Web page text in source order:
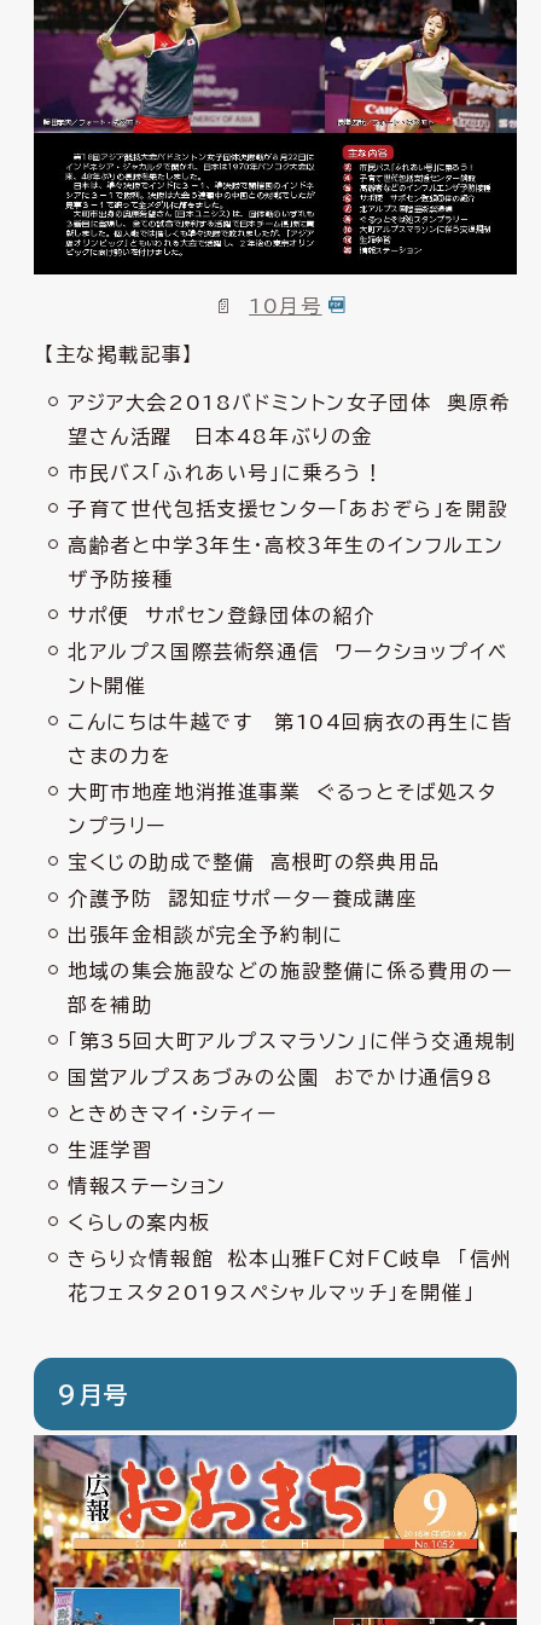
10月号
【主な掲載記事】
アジア大会2018バドミントン女子団体 奥原希
望さん活躍 日本48年ぶりの金
市民バス「ふれあい号」に乗ろう！
子育て世代包括支援センター「あおぞら」を開設
高齢者と中学３年生・高校３年生のインフルエン
ザ予防接種
サポ便 サポセン登録団体の紹介
北アルプス国際芸術祭通信 ワークショップイベ
ント開催
こんにちは牛越です 第104回病衣の再生に皆
さまの力を
大町市地産地消推進事業 ぐるっとそば処スタ
ンプラリー
宝くじの助成で整備 高根町の祭典用品
介護予防 認知症サポーター養成講座
出張年金相談が完全予約制に
地域の集会施設などの施設整備に係る費用の一
部を補助
「第35回大町アルプスマラソン」に伴う交通規制
国営アルプスあづみの公園 おでかけ通信98
ときめきマイ・シティー
生涯学習
情報ステーション
くらしの案内板
きらり☆情報館 松本山雅ＦＣ対ＦＣ岐阜 「信州
花フェスタ2019スペシャルマッチ」を開催」
9月号